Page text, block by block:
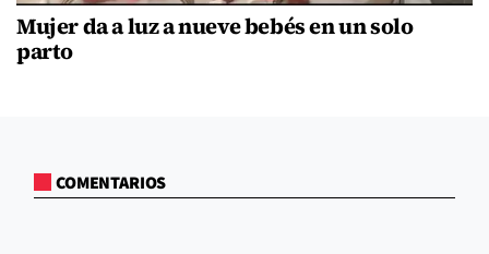
Mujer da a luz a nueve bebés en un solo
parto
COMENTARIOS